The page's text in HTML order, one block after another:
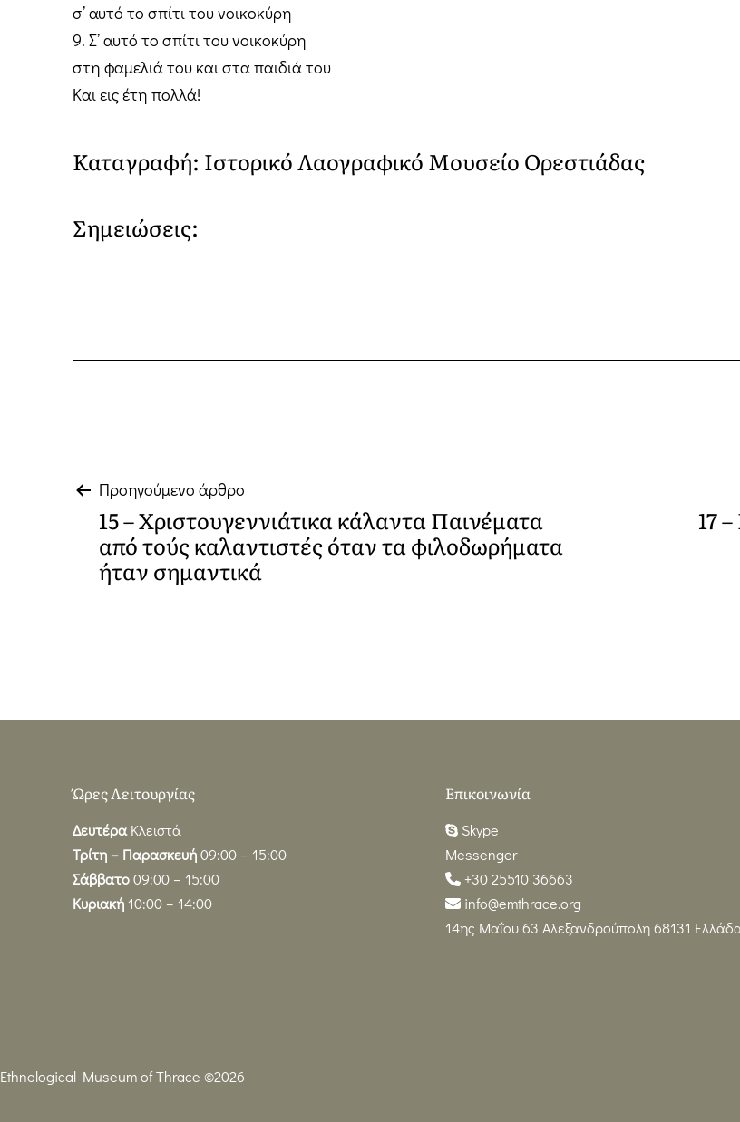
σ’ αυτό το σπίτι του νοικοκύρη
9. Σ’ αυτό το σπίτι του νοικοκύρη
στη φαμελιά του και στα παιδιά του
Και εις έτη πολλά!
Καταγραφή: Ιστορικό Λαογραφικό Μουσείο Ορεστιάδας
Σημειώσεις:
Πλοήγηση
άρθρων
Προηγούμενο άρθρο
15 – Χριστουγεννιάτικα κάλαντα Παινέματα
από τούς καλαντιστές όταν τα φιλοδωρήματα
ήταν σημαντικά
17
Ώρες Λειτουργίας
Δευτέρα Κλειστά
Τρίτη – Παρασκευή09:00 – 15:00
Σάββατο09:00 – 15:00
Κυριακή 10:00 – 14:00
Επικοινωνία
Skype
Messenger
+30 25510 36663
info@emthrace.org
14ης Μαΐου 63 Αλεξανδρούπολη 68131
Ethnological Museum of Thrace ©2026